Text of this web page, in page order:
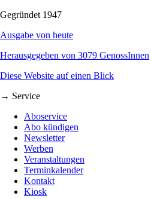
Gegründet 1947
Ausgabe von heute
Herausgegeben von 3079 GenossInnen
Diese Website auf einen Blick
→ Service
Aboservice
Abo kündigen
Newsletter
Werben
Veranstaltungen
Terminkalender
Kontakt
Kiosk